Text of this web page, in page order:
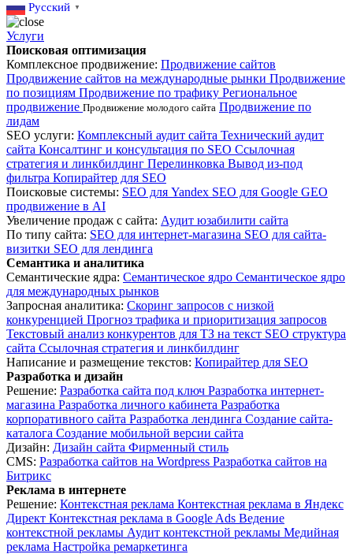
Русский ▼
Услуги
Поисковая оптимизация
Комплексное продвижение: Продвижение сайтов
Продвижение сайтов на международные рынки Продвижение
по позициям Продвижение по трафику Региональное
продвижение Продвижение молодого сайта Продвижение по
лидам
SEO услуги: Комплексный аудит сайта Технический аудит
сайта Консалтинг и консультация по SEO Ссылочная
стратегия и линкбилдинг Перелинковка Вывод из-под
фильтра Копирайтер для SEO
Поисковые системы: SEO для Yandex SEO для Google GEO
продвижение в AI
Увеличение продаж с сайта: Аудит юзабилити сайта
По типу сайта: SEO для интернет-магазина SEO для сайта-
визитки SEO для лендинга
Семантика и аналитика
Семантические ядра: Семантическое ядро Семантическое ядро
для международных рынков
Запросная аналитика: Скоринг запросов с низкой
конкуренцией Прогноз трафика и приоритизация запросов
Текстовый анализ конкурентов для ТЗ на текст SEO структура
сайта Ссылочная стратегия и линкбилдинг
Написание и размещение текстов: Копирайтер для SEO
Разработка и дизайн
Решение: Разработка сайта под ключ Разработка интернет-
магазина Разработка личного кабинета Разработка
корпоративного сайта Разработка лендинга Создание сайта-
каталога Создание мобильной версии сайта
Дизайн: Дизайн сайта Фирменный стиль
CMS: Разработка сайтов на Wordpress Разработка сайтов на
Битрикс
Реклама в интернете
Решение: Контекстная реклама Контекстная реклама в Яндекс
Директ Контекстная реклама в Google Ads Ведение
контекстной рекламы Аудит контекстной рекламы Медийная
реклама Настройка ремаркетинга